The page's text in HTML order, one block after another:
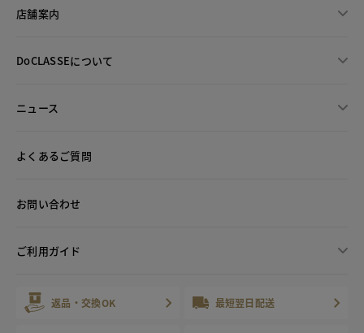
店舗案内
DoCLASSEについて
ニュース
よくあるご質問
お問い合わせ
ご利用ガイド
返品・交換OK 最短翌日配送